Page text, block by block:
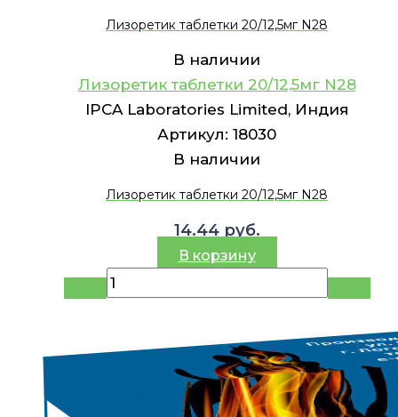
Лизоретик таблетки 20/12,5мг N28
В наличии
Лизоретик таблетки 20/12,5мг N28
IPCA Laboratories Limited, Индия
Артикул: 18030
В наличии
Лизоретик таблетки 20/12,5мг N28
14.44 руб.
В корзину